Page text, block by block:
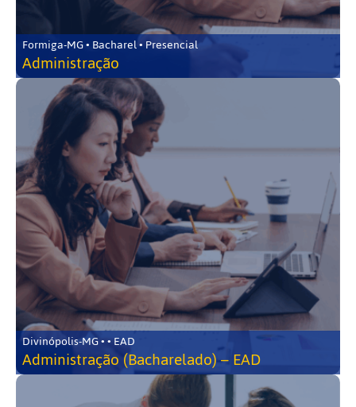
Formiga-MG • Bacharel • Presencial
Administração
Divinópolis-MG • • EAD
Administração (Bacharelado) – EAD